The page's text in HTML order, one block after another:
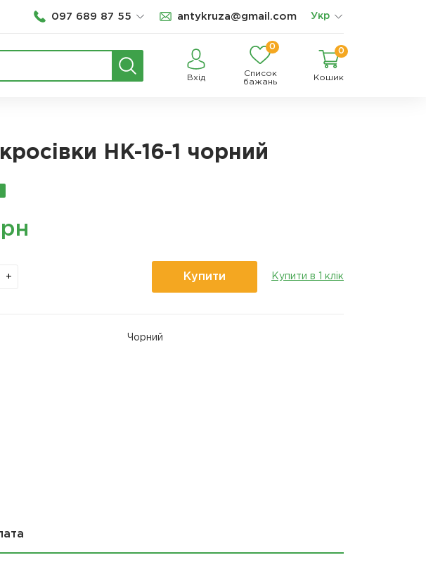
097 689 87 55 antykruza@gmail.com Укр
Вхід
0
Список
бажань
0
Кошик
HK-16-1 чорний
+ Купити Купити в 1 клік
Чорний